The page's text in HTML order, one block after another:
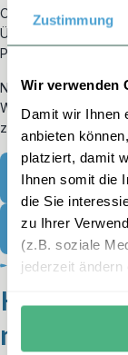
Zustimmung
Wir verwenden
Damit wir Ihnen
anbieten
platziert, damit
Ihnen somit die
die Sie
zu Ihrer
(z.B. soziale
jederzeit ändern
Ort. Deshalb stellt
Überprüfung der
Prozesse durch
Nehmen Sie gerne
Wir freuen uns, Ihren
zu planen!
Termin
Kontakt
nach